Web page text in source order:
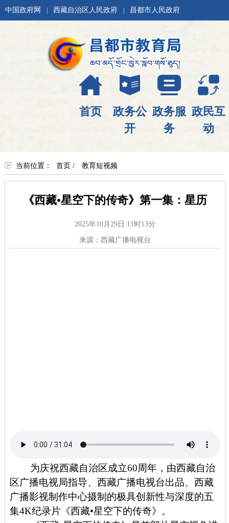
中国政府网 西藏自治区人民政府 昌都市人民政府
首页
政务公
开
政务服
务
政民互
动
当前位置： 首页 / 教育短视频
《西藏•星空下的传奇》第一集：星历
2025年10月29日 11时13分
来源：西藏广播电视台
为庆祝西藏自治区成立60周年，由西藏自治
区广播电视局指导、西藏广播电视台出品、西藏
广播影视制作中心摄制的极具创新性与深度的五
集4K纪录片《西藏•星空下的传奇》。